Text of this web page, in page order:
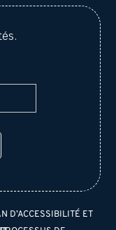
D’ACCESSIBILITÉ ET